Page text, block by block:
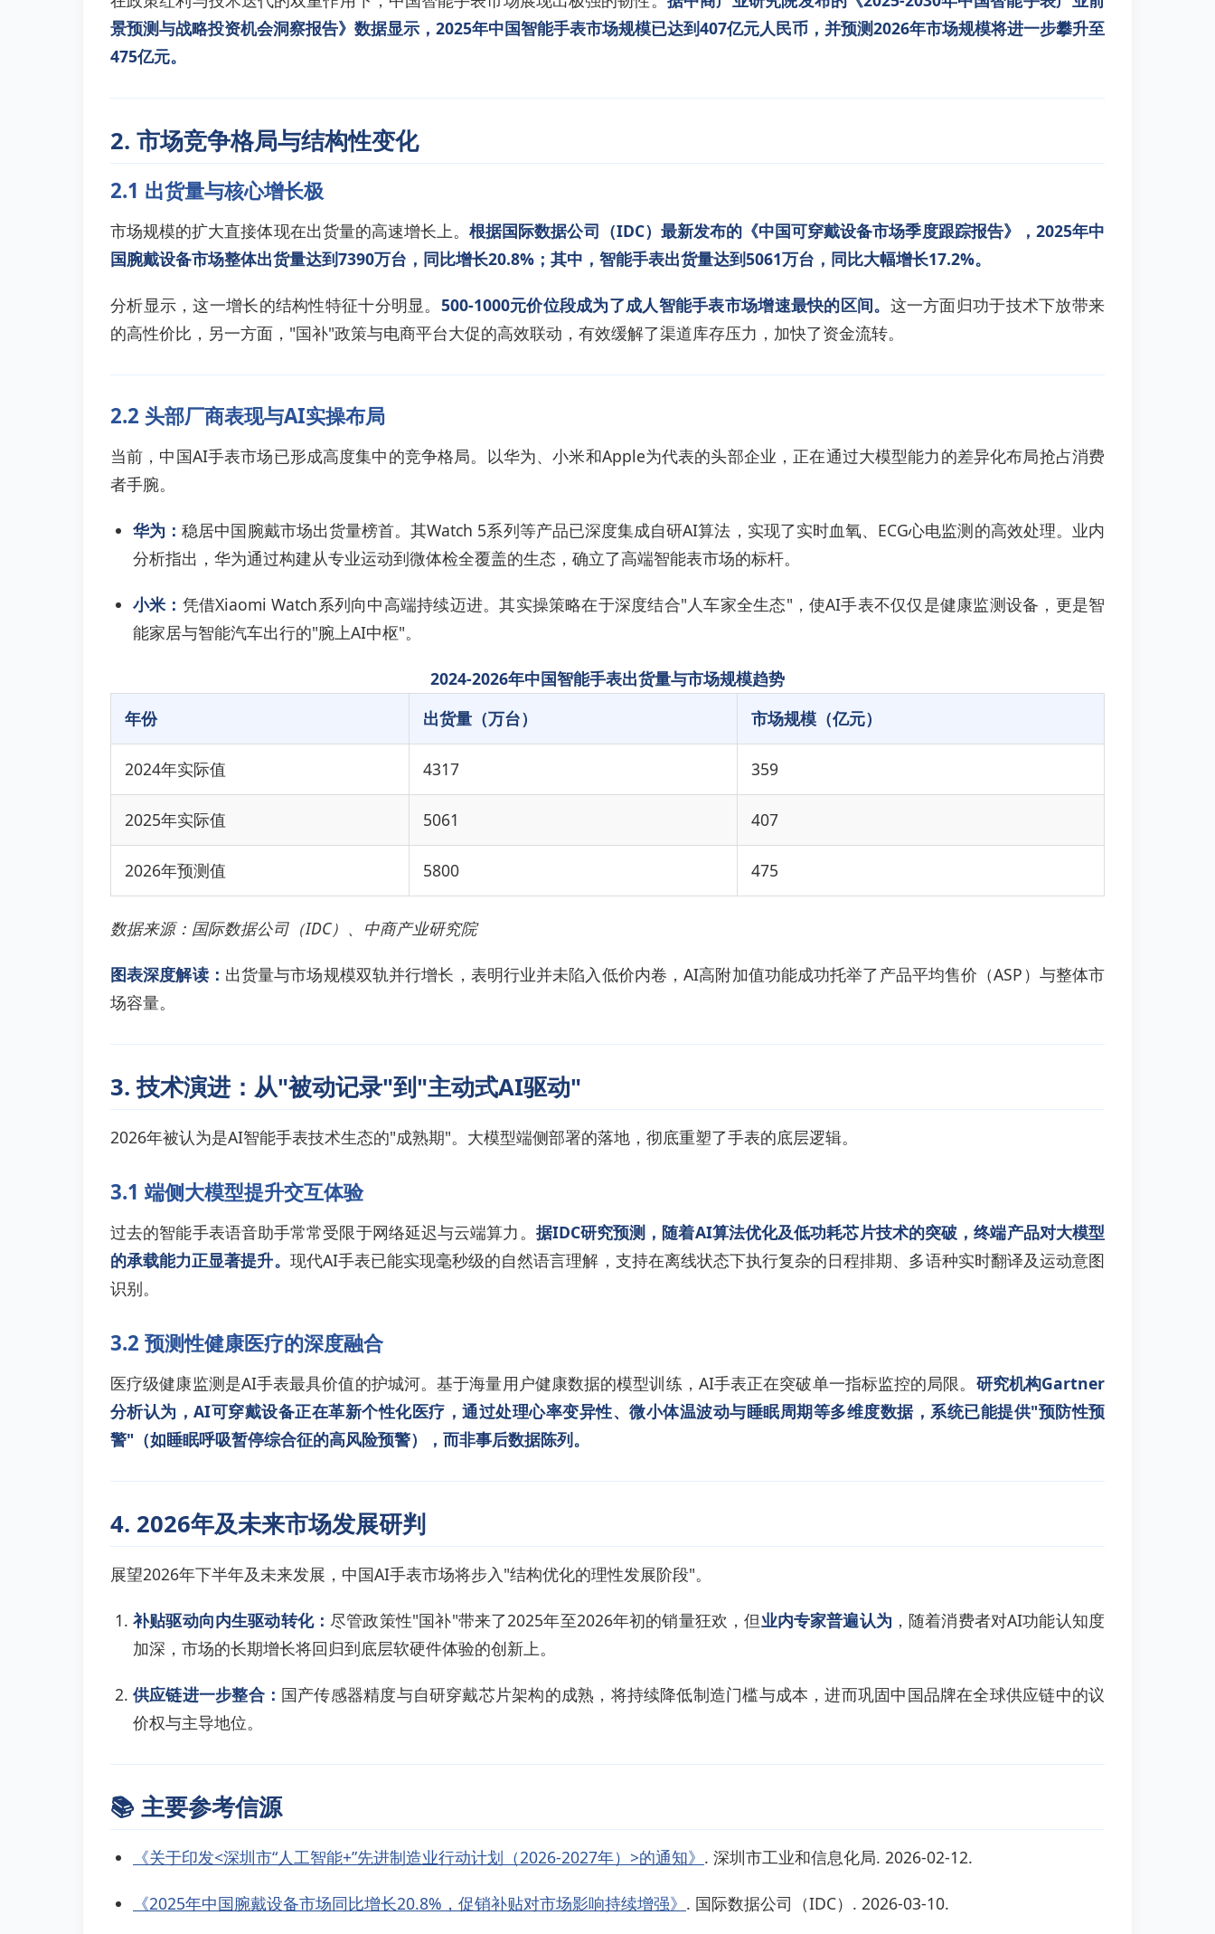
景预测与战略投资机会洞察报告》数据显示，2025年中国智能手表市场规模已达到407亿元人民币，并预测2026年市场规模将进一步攀升至
475亿元。
2. 市场竞争格局与结构性变化
2.1 出货量与核心增长极
市场规模的扩大直接体现在出货量的高速增长上。根据国际数据公司（IDC）最新发布的《中国可穿戴设备市场季度跟踪报告》，2025年中
国腕戴设备市场整体出货量达到7390万台，同比增长20.8%；其中，智能手表出货量达到5061万台，同比大幅增长17.2%。
分析显示，这一增长的结构性特征十分明显。 500-1000元价位段成为了成人智能手表市场增速最快的区间。 这一方面归功于技术下放带来
的高性价比，另一方面，"国补"政策与电商平台大促的高效联动，有效缓解了渠道库存压力，加快了资金流转。
2.2 头部厂商表现与AI实操布局
当前，中国AI手表市场已形成高度集中的竞争格局。以华为、小米和Apple为代表的头部企业，正在通过大模型能力的差异化布局抢占消费
者手腕。
华为：稳居中国腕戴市场出货量榜首。其Watch 5系列等产品已深度集成自研AI算法，实现了实时血氧、ECG心电监测的高效处理。业内
分析指出，华为通过构建从专业运动到微体检全覆盖的生态，确立了高端智能表市场的标杆。
小米： 凭借Xiaomi Watch系列向中高端持续迈进。其实操策略在于深度结合"人车家全生态"，使AI手表不仅仅是健康监测设备，更是智
能家居与智能汽车出行的"腕上AI中枢"。
2024-2026年中国智能手表出货量与市场规模趋势
年份
出货量（万台） 市场规模（亿元）
2024年实际值 4317 359
2025年实际值 5061 407
2026年预测值 5800 475
数据来源：国际数据公司（IDC）、中商产业研究院
图表深度解读： 出货量与市场规模双轨并行增长，表明行业并未陷入低价内卷，AI高附加值功能成功托举了产品平均售价（ASP）与整体市
场容量。
3. 技术演进：从"被动记录"到"主动式AI驱动"
2026年被认为是AI智能手表技术生态的"成熟期"。大模型端侧部署的落地，彻底重塑了手表的底层逻辑。
3.1 端侧大模型提升交互体验
过去的智能手表语音助手常常受限于网络延迟与云端算力。 据IDC研究预测，随着AI算法优化及低功耗芯片技术的突破，终端产品对大模型
的承载能力正显著提升。 现代AI手表已能实现毫秒级的自然语言理解，支持在离线状态下执行复杂的日程排期、多语种实时翻译及运动意图
识别。
3.2 预测性健康医疗的深度融合
医疗级健康监测是AI手表最具价值的护城河。基于海量用户健康数据的模型训练，AI手表正在突破单一指标监控的局限。 研究机构Gartner
分析认为，AI可穿戴设备正在革新个性化医疗，通过处理心率变异性、微小体温波动与睡眠周期等多维度数据，系统已能提供"预防性预
警"（如睡眠呼吸暂停综合征的高风险预警），而非事后数据陈列。
4. 2026年及未来市场发展研判
展望2026年下半年及未来发展，中国AI手表市场将步入"结构优化的理性发展阶段"。
补贴驱动向内生驱动转化： 尽管政策性"国补"带来了2025年至2026年初的销量狂欢，但业内专家普遍认为 ，随着消费者对AI功能认知度
加深，市场的长期增长将回归到底层软硬件体验的创新上。
供应链进一步整合： 国产传感器精度与自研穿戴芯片架构的成熟，将持续降低制造门槛与成本，进而巩固中国品牌在全球供应链中的议
价权与主导地位。
📚 主要参考信源
《关于印发<深圳市“人工智能+”先进制造业行动计划（2026-2027年）>的通知》 . 深圳市工业和信息化局. 2026-02-12.
《2025年中国腕戴设备市场同比增长20.8%，促销补贴对市场影响持续增强》 . 国际数据公司（IDC）. 2026-03-10.